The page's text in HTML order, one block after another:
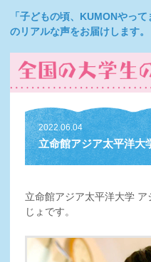
「子どもの頃、KUMONやっ
のリアルな声をお届けします。
2022.06.04
立命館アジア太平洋大
立命館アジア太平洋大学
じょです。